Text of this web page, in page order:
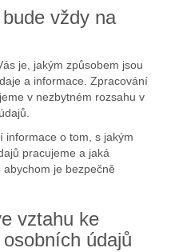
vždy na
je, jakým způsobem jsou
a informace. Zpracování
v nezbytném rozsahu v
informace o tom, s jakým
pracujeme a jaká
je bezpečně
vztahu ke
údajů